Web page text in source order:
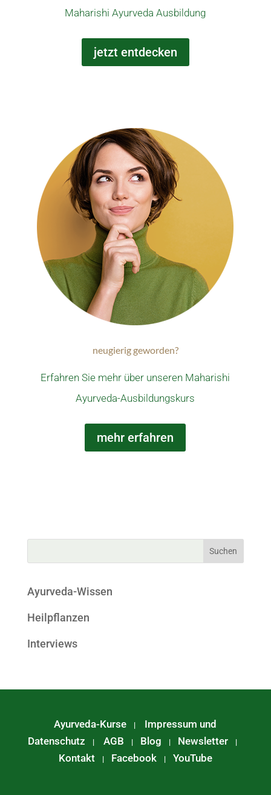
Maharishi Ayurveda Ausbildung
jetzt entdecken
neugierig geworden?
Erfahren Sie mehr über unseren Maharishi
Ayurveda-Ausbildungskurs
mehr erfahren
Ayurveda-Wissen
Heilpflanzen
Interviews
Ayurveda-Kurse | Impressum und
Datenschutz |AGB | Blog | Newsletter |
Kontakt| Facebook| YouTube